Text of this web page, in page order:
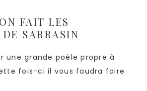
FAIT LES
SARRASIN
une grande poêle propre à
fois-ci il vous faudra faire